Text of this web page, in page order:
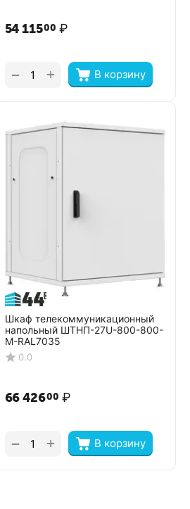
54 11500 ₽
В корзину
+
−
Шкаф телекоммуникационный
напольный ШТНП-27U-800-800-
М-RAL7035
0.0
66 42600 ₽
В корзину
+
−